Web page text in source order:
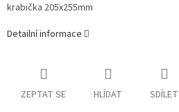
krabička 205x255mm
Detailní informace
ZEPTAT SE HLÍDAT SDÍLET